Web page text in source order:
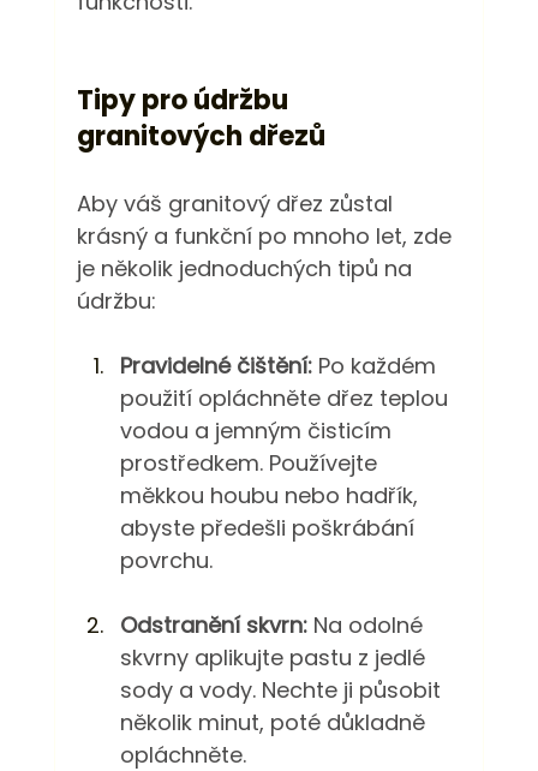
Tipy pro údržbu
granitových dřezů
Aby váš granitový dřez zůstal
krásný a funkční po mnoho let, zde
je několik jednoduchých tipů na
údržbu:
Pravidelné čištění: Po každém
použití opláchněte dřez teplou
vodou a jemným čisticím
prostředkem. Používejte
měkkou houbu nebo hadřík,
abyste předešli poškrábání
povrchu.
Odstranění skvrn: Na odolné
skvrny aplikujte pastu z jedlé
sody a vody. Nechte ji působit
několik minut, poté důkladně
opláchněte.